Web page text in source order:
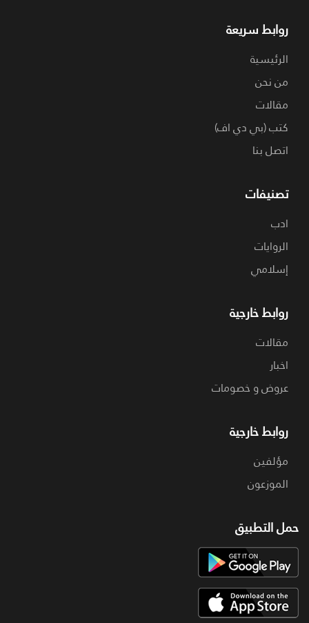
روابط سريعة
الرئيسية
من نحن
مقالات
كتب (بي دي اف)
اتصل بنا
تصنيفات
ادب
الروايات
إسلامي
روابط خارجية
مقالات
اخبار
عروض و خصومات
روابط خارجية
مؤلفين
الموزعون
حمل التطبيق